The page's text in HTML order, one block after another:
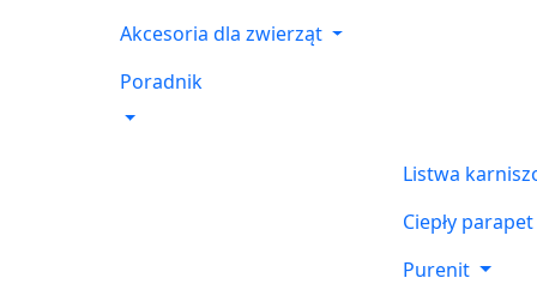
Akcesoria dla zwierząt
Poradnik
Listwa
Ciepły parapet
Purenit